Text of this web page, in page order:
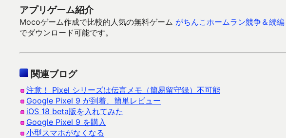
アプリゲーム紹介
Mocoゲーム作成で比較的人気の無料ゲーム がちんこホームラン競争＆続編
でダウンロード可能です。
関連ブログ
注意！ Pixel シリーズは伝言メモ（簡易留守録）不可能
Google Pixel 9 が到着、簡単レビュー
iOS 18 beta版を入れてみた
Google Pixel 9 を購入
小型スマホがなくなる